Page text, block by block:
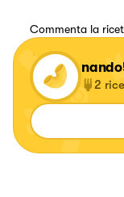
Commenta la
2